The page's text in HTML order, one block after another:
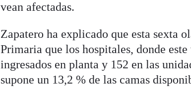
vean afectadas.
Zapatero ha explicado que esta sexta
Primaria que los hospitales, donde
ingresados en planta y 152 en las
supone un 13,2 % de las camas